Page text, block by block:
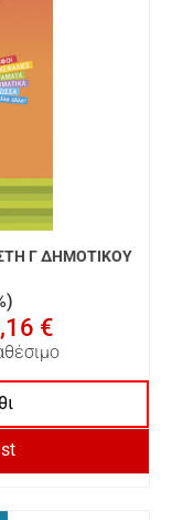
Γ ΔΗΜΟΤΙΚΟΥ
€